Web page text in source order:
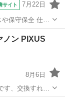
サイト 7月22日
守保全 仕事
造装置の保守・
ノン PIXUS
8月6日
す、交換すれ